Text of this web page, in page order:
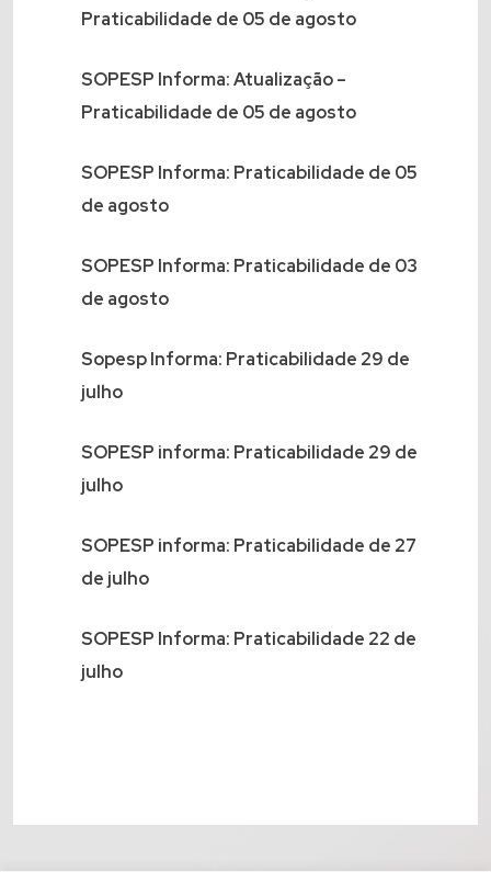
Praticabilidade de 05 de agosto
SOPESP Informa: Atualização –
Praticabilidade de 05 de agosto
SOPESP Informa: Praticabilidade de 05
de agosto
SOPESP Informa: Praticabilidade de 03
de agosto
Sopesp Informa: Praticabilidade 29 de
julho
SOPESP informa: Praticabilidade 29 de
julho
SOPESP informa: Praticabilidade de 27
de julho
SOPESP Informa: Praticabilidade 22 de
julho